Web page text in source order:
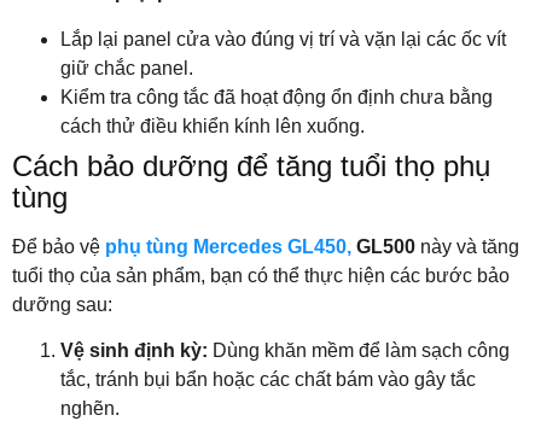
Lắp lại panel cửa vào đúng vị trí và vặn lại các ốc vít
giữ chắc panel.
Kiểm tra công tắc đã hoạt động ổn định chưa bằng
cách thử điều khiển kính lên xuống.
Cách bảo dưỡng để tăng tuổi thọ phụ
tùng
Để bảo vệ phụ tùng Mercedes GL450, GL500 này và tăng
tuổi thọ của sản phẩm, bạn có thể thực hiện các bước bảo
dưỡng sau:
Vệ sinh định kỳ: Dùng khăn mềm để làm sạch công
tắc, tránh bụi bẩn hoặc các chất bám vào gây tắc
nghẽn.